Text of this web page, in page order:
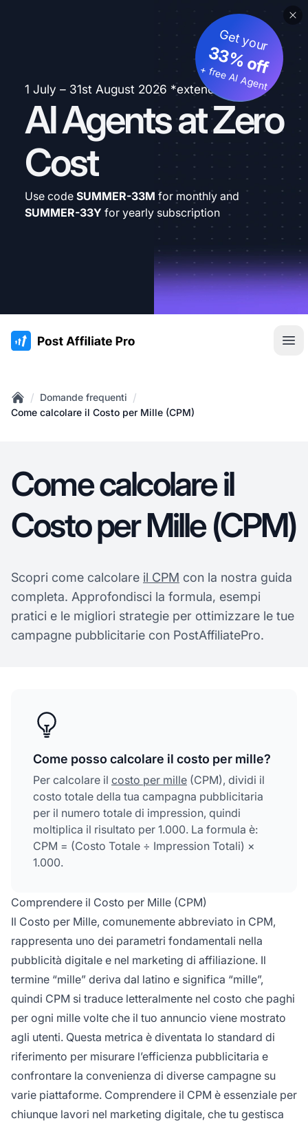
1 July – 31st August 2026 *extended
AI Agents at Zero
Cost
Get your
33% off
+ free AI Agent
Use code SUMMER-33M for monthly and
SUMMER-33Y for yearly subscription
:site.title
Home
/ Domande frequenti /
Come calcolare il Costo per Mille (CPM)
Come calcolare il
Costo per Mille (CPM)
Scopri come calcolare il CPM con la nostra guida
completa. Approfondisci la formula, esempi
pratici e le migliori strategie per ottimizzare le tue
campagne pubblicitarie con PostAffiliatePro.
Come posso calcolare il costo per mille?
Per calcolare il costo per mille (CPM), dividi il
costo totale della tua campagna pubblicitaria
per il numero totale di impression, quindi
moltiplica il risultato per 1.000. La formula è:
CPM = (Costo Totale ÷ Impression Totali) ×
1.000.
Comprendere il Costo per Mille (CPM)
Il Costo per Mille, comunemente abbreviato in CPM,
rappresenta uno dei parametri fondamentali nella
pubblicità digitale e nel marketing di affiliazione. Il
termine “mille” deriva dal latino e significa “mille”,
quindi CPM si traduce letteralmente nel costo che paghi
per ogni mille volte che il tuo annuncio viene mostrato
agli utenti. Questa metrica è diventata lo standard di
riferimento per misurare l’efficienza pubblicitaria e
confrontare la convenienza di diverse campagne su
varie piattaforme. Comprendere il CPM è essenziale per
chiunque lavori nel marketing digitale, che tu gestisca